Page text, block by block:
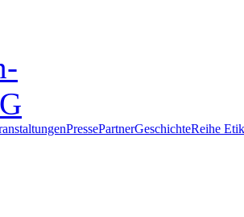
PressePartnerGeschichteReihe